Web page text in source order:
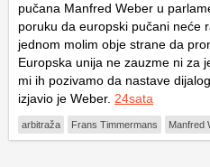
pučana Manfred Weber u
poruku da europski pučani neće
jednom molim obje strane da
Europska unija ne zauzme ni za
mi ih pozivamo da nastave
izjavio je Weber. 24sata
arbitraža Frans Timmermans Manfred